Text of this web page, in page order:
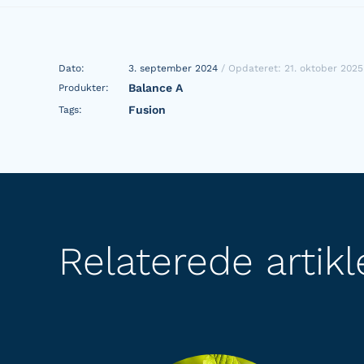
Dato: 3. september 2024 / Opdateret: 21. oktober 2025
Produkter:
Balance A
Tags: Fusion
Relaterede